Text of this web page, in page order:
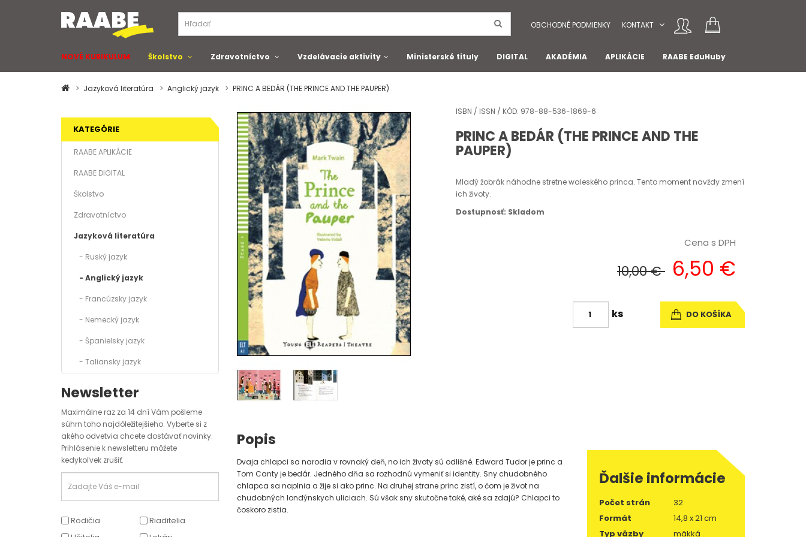
OBCHODNÉ PODMIENKY KONTAKT
NOVÉ KURIKULUM Školstvo Zdravotníctvo Vzdelávacie aktivity Ministerské tituly DIGITAL AKADÉMIA APLIKÁCIE RAABE EduHuby
Jazyková literatúra Anglický jazyk PRINC A BEDÁR (THE PRINCE AND THE PAUPER)
KATEGÓRIE
RAABE APLIKÁCIE
RAABE DIGITAL
Školstvo
Zdravotníctvo
Jazyková literatúra
- Ruský jazyk
- Anglický jazyk
- Francúzsky jazyk
- Nemecký jazyk
- Španielsky jazyk
- Taliansky jazyk
Newsletter
Maximálne raz za 14 dní Vám pošleme
súhrn toho najdôležitejšieho. Vyberte si z
akého odvetvia chcete dostávať novinky.
Prihlásenie k newsletteru môžete
kedykoľvek zrušiť.
Rodičia
Riaditelia
ISBN / ISSN / KÓD: 978-88-536-1869-6
PRINC A BEDÁR (THE PRINCE AND THE
PAUPER)
Mladý žobrák náhodne stretne waleského princa. Tento moment navždy zmení
ich životy.
Dostupnosť: Skladom
Cena s DPH
10,00 € 6,50 €
ks DO KOŠÍKA
Popis
Dvaja chlapci sa narodia v rovnaký deň, no ich životy sú odlišné. Edward Tudor je princ a
Tom Canty je bedár. Jedného dňa sa rozhodnú vymeniť si identity. Sny chudobného
chlapca sa naplnia a žije si ako princ. Na druhej strane princ zistí, o čom je život na
chudobných londýnskych uliciach. Sú však sny skutočne také, aké sa zdajú? Chlapci to
čoskoro zistia.
Ďalšie informácie
Počet strán
32
Formát
14,8 x 21 cm
Typ väzby
mäkká